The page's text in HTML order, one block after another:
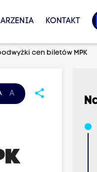
KONTAKT
cen biletów MPK
A share